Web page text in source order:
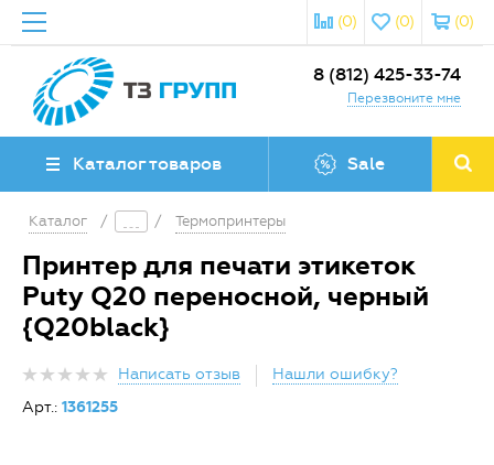
(0)
(0)
(0)
8 (812) 425-33-74
Перезвоните мне
Каталог товаров Sale
Каталог / / Термопринтеры
Принтер для печати этикеток
Puty Q20 переносной, черный
{Q20black}
Написать отзыв
Нашли ошибку?
Арт.: 1361255